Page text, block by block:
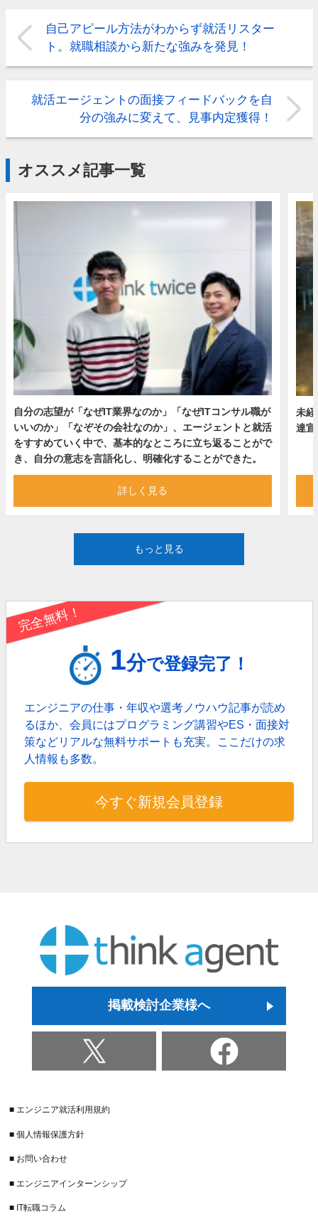
自己アピール方法がわからず就活リスター
ト。就職相談から新たな強みを発見！
就活エージェントの面接フィードバックを自
分の強みに変えて、見事内定獲得！
オススメ記事一覧
自分の志望が「なぜIT業界なのか」「なぜITコンサル職が
いいのか」「なぞその会社なのか」、エージェントと就活
をすすめていく中で、基本的なところに立ち返ることがで
き、自分の意志を言語化し、明確化することができた。
詳しく見る
未
達宣
もっと見る
完全無料！
1分で登録完了！
エンジニアの仕事・年収や選考ノウハウ記事が読め
るほか、会員にはプログラミング講習やES・面接対
策などリアルな無料サポートも充実。 ここだけの求
人情報も多数。
今すぐ新規会員登録
掲載検討企業様へ
■ エンジニア就活利用規約
■ 個人情報保護方針
■ お問い合わせ
■ エンジニアインターンシップ
■ IT転職コラム